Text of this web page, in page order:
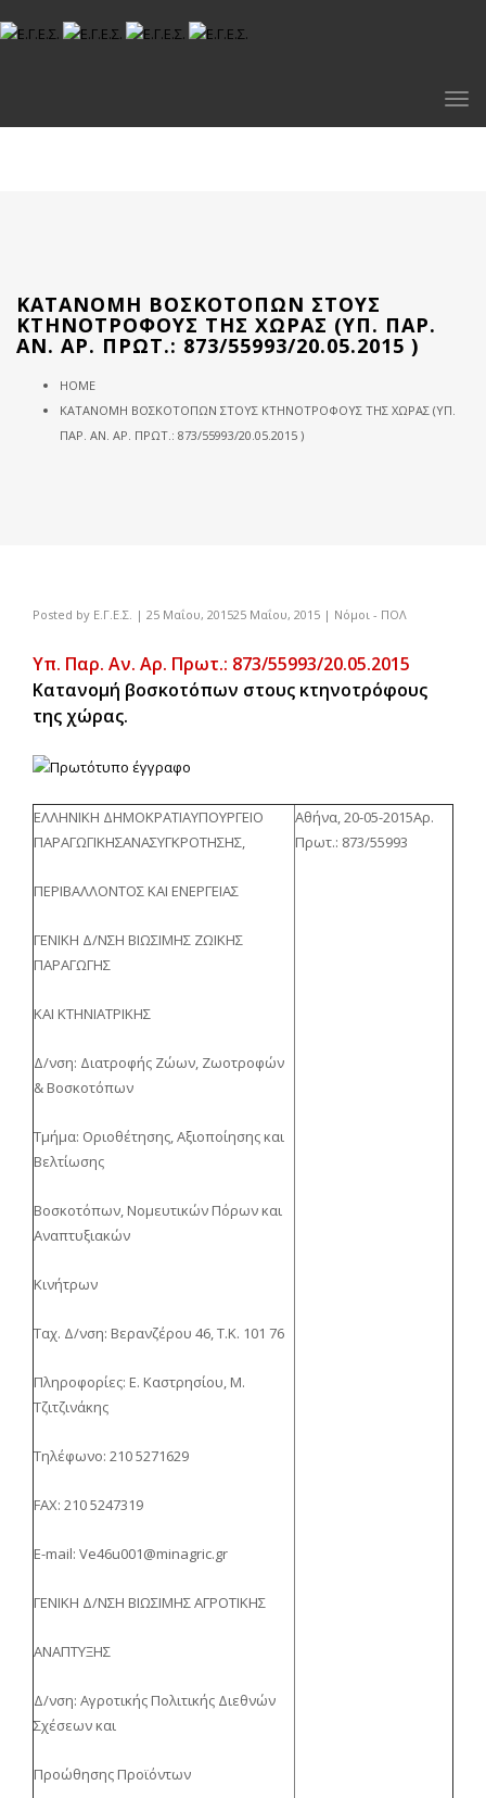
ΚΑΤΑΝΟΜΉ ΒΟΣΚΟΤΌΠΩΝ ΣΤΟΥΣ
ΚΤΗΝΟΤΡΌΦΟΥΣ ΤΗΣ ΧΏΡΑΣ (ΥΠ. ΠΑΡ.
ΑΝ. ΑΡ. ΠΡΩΤ.: 873/55993/20.05.2015 )
HOME
ΚΑΤΑΝΟΜΉ ΒΟΣΚΟΤΌΠΩΝ ΣΤΟΥΣ ΚΤΗΝΟΤΡΌΦΟΥΣ ΤΗΣ ΧΏΡΑΣ (ΥΠ.
ΠΑΡ. ΑΝ. ΑΡ. ΠΡΩΤ.: 873/55993/20.05.2015 )
Posted by Ε.Γ.Ε.Σ. | 25 Μαΐου, 201525 Μαΐου, 2015 | Νόμοι - ΠΟΛ
Υπ. Παρ. Αν. Αρ. Πρωτ.: 873/55993/20.05.2015
Κατανομή βοσκοτόπων στους κτηνοτρόφους
της χώρας.
ΕΛΛΗΝΙΚΗ ΔΗΜΟΚΡΑΤΙΑΥΠΟΥΡΓΕΙΟ
ΠΑΡΑΓΩΓΙΚΗΣΑΝΑΣΥΓΚΡΟΤΗΣΗΣ,
ΠΕΡΙΒΑΛΛΟΝΤΟΣ ΚΑΙ ΕΝΕΡΓΕΙΑΣ
ΓΕΝΙΚΗ Δ/ΝΣΗ ΒΙΩΣΙΜΗΣ ΖΩΙΚΗΣ
ΠΑΡΑΓΩΓΗΣ
ΚΑΙ ΚΤΗΝΙΑΤΡΙΚΗΣ
Δ/νση: Διατροφής Ζώων, Ζωοτροφών
& Βοσκοτόπων
Τμήμα: Οριοθέτησης, Αξιοποίησης και
Βελτίωσης
Βοσκοτόπων, Νομευτικών Πόρων και
Αναπτυξιακών
Κινήτρων
Ταχ. Δ/νση: Βερανζέρου 46, Τ.Κ. 101 76
Πληροφορίες: Ε. Καστρησίου, Μ.
Τζιτζινάκης
Τηλέφωνο: 210 5271629
FAX: 210 5247319
E-mail: Ve46u001@minagric.gr
ΓΕΝΙΚΗ Δ/ΝΣΗ ΒΙΩΣΙΜΗΣ ΑΓΡΟΤΙΚΗΣ
ΑΝΑΠΤΥΞΗΣ
Δ/νση: Αγροτικής Πολιτικής Διεθνών
Σχέσεων και
Προώθησης Προϊόντων
Αθήνα, 20-05-2015Αρ.
Πρωτ.: 873/55993